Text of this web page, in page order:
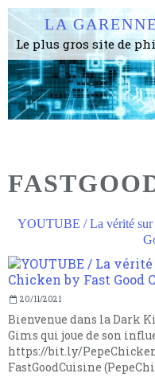
LA
YOUTUBE / La vérité sur
20/11/2021
Bienvenue dans la Dark
Gims qui joue de son
https://bit.ly/
FastGoodCuisine